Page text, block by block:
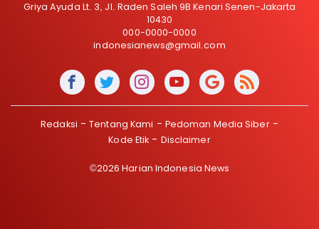
Griya Ayuda Lt. 3, Jl. Raden Saleh 9B Kenari Senen-Jakarta
10430
000-0000-0000
indonesianews@gmail.com
Redaksi Tentang Kami
Pedoman Media Siber
Kode Etik
Disclaimer
©2026 Harian Indonesia News